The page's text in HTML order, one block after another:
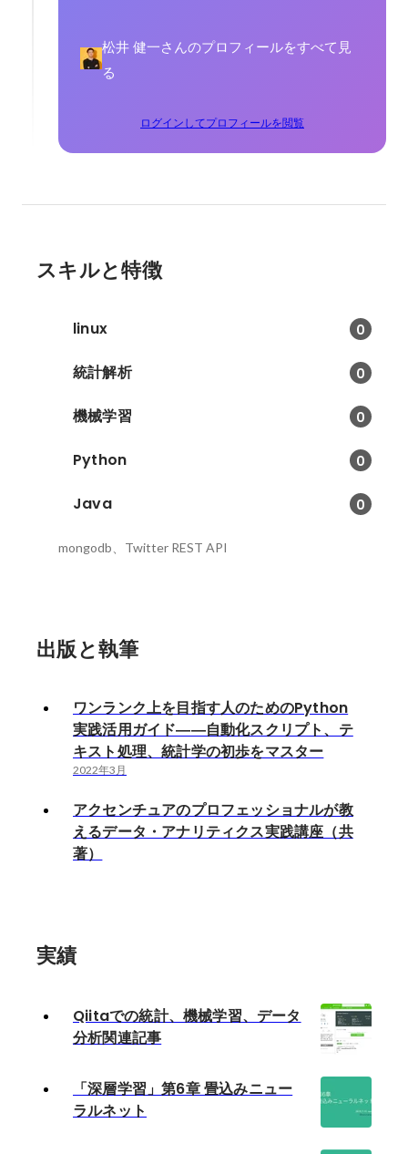
松井 健一さんのプロフィールをすべて見
る
ログインしてプロフィールを閲覧
スキルと特徴
linux 0
統計解析 0
機械学習 0
Python 0
Java 0
mongodb、Twitter REST API
出版と執筆
ワンランク上を目指す人のためのPython
実践活用ガイド――自動化スクリプト、テ
キスト処理、統計学の初歩をマスター
2022年3月
アクセンチュアのプロフェッショナルが教
えるデータ・アナリティクス実践講座（共
著）
実績
Qiitaでの統計、機械学習、データ
分析関連記事
「深層学習」第6章 畳込みニュー
ラルネット